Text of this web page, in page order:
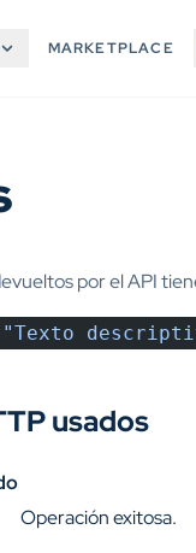
MARKETPLACE
por el API
"Texto
usados
Operación exitosa.